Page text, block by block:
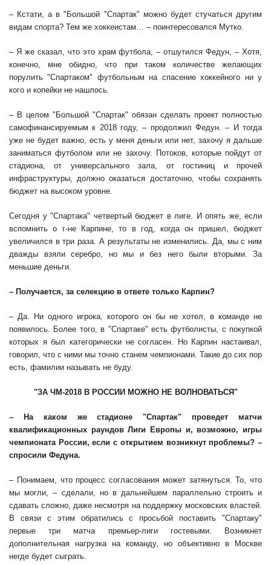
– Кстати, а в "Большой "Спартак" можно будет стучаться другим
видам спорта? Тем же хоккеистам… – поинтересовался Мутко.
– Я же сказал, что это храм футбола, – отшутился Федун, – Хотя,
конечно, мне обидно, что при таком количестве желающих
порулить "Спартаком" футбольным на спасение хоккейного ни у
кого и копейки не нашлось.
– В целом "Большой "Спартак" обязан сделать проект полностью
самофинансируемым к 2018 году, – продолжил Федун. – И тогда
уже не будет важно, есть у меня деньги или нет, захочу я дальше
заниматься футболом или не захочу. Потоков, которые пойдут от
стадиона, от универсального зала, от гостиниц и прочей
инфраструктуры, должно оказаться достаточно, чтобы сохранять
бюджет на высоком уровне.
Сегодня у "Спартака" четвертый бюджет в лиге. И опять же, если
вспомнить о г-не Карпине, то в год, когда он пришел, бюджет
увеличился в три раза. А результаты не изменились. Да, мы с ним
дважды взяли серебро, но мы и без него были вторыми. За
меньшие деньги.
– Получается, за селекцию в ответе только Карпин?
– Да. Ни одного игрока, которого он бы не хотел, в команде не
появилось. Более того, в "Спартаке" есть футболисты, с покупкой
которых я был категорически не согласен. Но Карпин настаивал,
говорил, что с ними мы точно станем чемпионами. Такие до сих пор
есть, фамилии называть не буду.
"ЗА ЧМ-2018 В РОССИИ МОЖНО НЕ ВОЛНОВАТЬСЯ"
– На каком же стадионе "Спартак" проведет матчи
квалификационных раундов Лиги Европы и, возможно, игры
чемпионата России, если с открытием возникнут проблемы? –
спросили Федуна.
– Понимаем, что процесс согласования может затянуться. То, что
мы могли, – сделали, но в дальнейшем параллельно строить и
сдавать сложно, даже несмотря на поддержку московских властей.
В связи с этим обратились с просьбой поставить "Спартаку"
первые три матча премьер-лиги гостевыми. Возникнет
дополнительная нагрузка на команду, но объективно в Москве
негде будет сыграть.